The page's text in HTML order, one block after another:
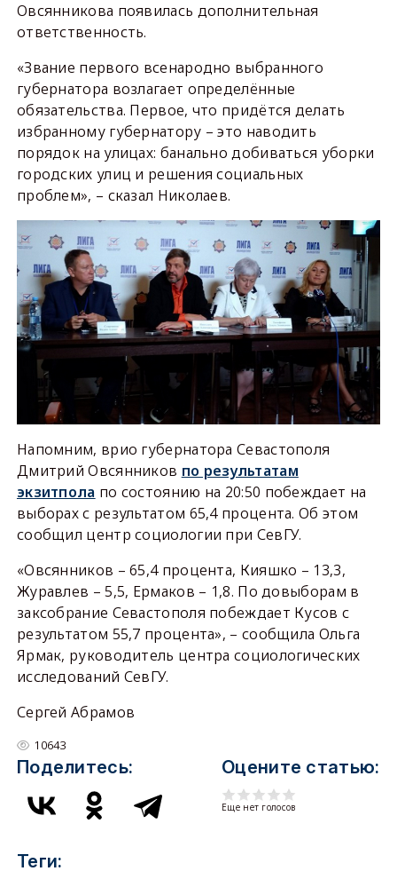
Овсянникова появилась дополнительная
ответственность.
«Звание первого всенародно выбранного
губернатора возлагает определённые
обязательства. Первое, что придётся делать
избранному губернатору – это наводить
порядок на улицах: банально добиваться уборки
городских улиц и решения социальных
проблем», – сказал Николаев.
Напомним, врио губернатора Севастополя
Дмитрий Овсянников по результатам
экзитпола по состоянию на 20:50 побеждает на
выборах с результатом 65,4 процента. Об этом
сообщил центр социологии при СевГУ.
«Овсянников – 65,4 процента, Кияшко – 13,3,
Журавлев – 5,5, Ермаков – 1,8. По довыборам в
заксобрание Севастополя побеждает Кусов с
результатом 55,7 процента», – сообщила Ольга
Ярмак, руководитель центра социологических
исследований СевГУ.
Сергей Абрамов
10643
Поделитесь: Оцените статью:
Еще нет голосов
Теги: